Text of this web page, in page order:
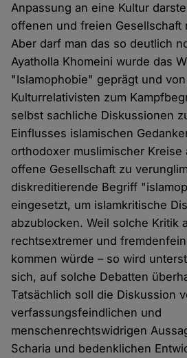
Anpassung an eine Kultur
offenen und freien Gesellschaft
Aber darf man das so deutlich
Ayatholla Khomeini wurde das
"Islamophobie" geprägt und
Kulturrelativisten zum
selbst sachliche Diskussionen
Einflusses islamischen
orthodoxer muslimischer
offene Gesellschaft zu
diskreditierende Begriff
eingesetzt, um islamkritische
abzublocken. Weil solche Kritik
rechtsextremer und
kommen würde – so wird
sich, auf solche Debatten
Tatsächlich soll die Diskussion
verfassungsfeindlichen und
menschenrechtswidrigen
Scharia und bedenklichen